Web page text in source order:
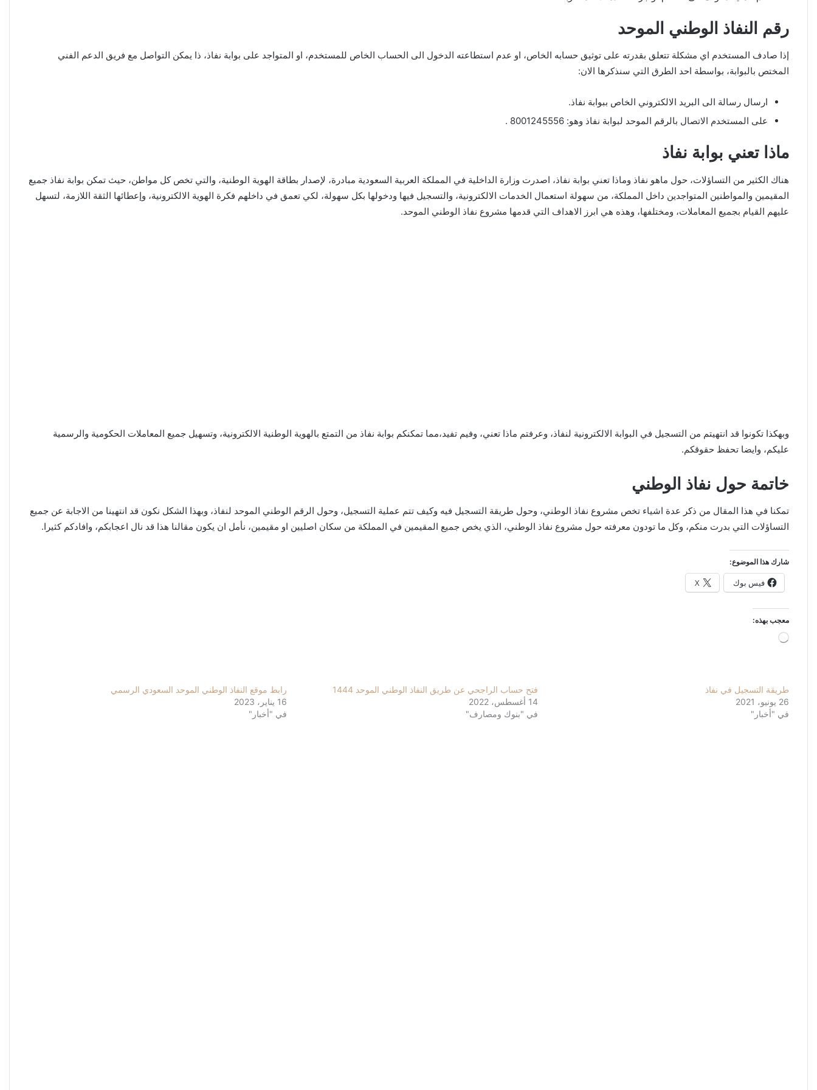
رقم النفاذ الوطني الموحد
إذا صادف المستخدم اي مشكلة تتعلق بقدرته على توثيق حسابه الخاص، او عدم استطاعته الدخول الى الحساب الخاص للمستخدم، او المتواجد على بوابة نفاذ، ذا يمكن التواصل مع فريق الدعم الفني
المختص بالبوابة، بواسطة احد الطرق التي سنذكرها الان:
ارسال رسالة الى البريد الالكتروني الخاص ببوابة نفاذ.
على المستخدم الاتصال بالرقم الموحد لبوابة نفاذ وهو: 8001245556 .
ماذا تعني بوابة نفاذ
هناك الكثير من التساؤلات، حول ماهو نفاذ وماذا تعني بوابة نفاذ، اصدرت وزارة الداخلية في المملكة العربية السعودية مبادرة، لإصدار بطاقة الهوية الوطنية، والتي تخص كل مواطن، حيث تمكن بوابة نفاذ جميع
المقيمين والمواطنين المتواجدين داخل المملكة، من سهولة استعمال الخدمات الالكترونية، والتسجيل فيها ودخولها بكل سهولة، لكي تعمق في داخلهم فكرة الهوية الالكترونية، وإعطائها الثقة اللازمة، لتسهل
عليهم القيام بجميع المعاملات، ومختلفها، وهذه هي ابرز الاهداف التي قدمها مشروع نفاذ الوطني الموحد.
وبهكذا تكونوا قد انتهيتم من التسجيل في البوابة الالكترونية لنفاذ، وعرفتم ماذا تعني، وفيم تفيد،مما تمكنكم بوابة نفاذ من التمتع بالهوية الوطنية الالكترونية، وتسهيل جميع المعاملات الحكومية والرسمية
عليكم، وايضا تحفظ حقوقكم.
خاتمة حول نفاذ الوطني
تمكنا في هذا المقال من ذكر عدة اشياء تخص مشروع نفاذ الوطني، وحول طريقة التسجيل فيه وكيف تتم عملية التسجيل، وحول الرقم الوطني الموحد لنفاذ، وبهذا الشكل نكون قد انتهينا من الاجابة عن جميع
التساؤلات التي بدرت منكم، وكل ما تودون معرفته حول مشروع نفاذ الوطني، الذي يخص جميع المقيمين في المملكة من سكان اصليين او مقيمين، نأمل ان يكون مقالنا هذا قد نال اعجابكم، وافادكم كثيرا.
شارك هذا الموضوع:
فيس بوك X
معجب بهذه:
جاري
طريقة التسجيل في نفاذ
26 يونيو، 2021
في "أخبار"
فتح حساب الراجحي عن طريق النفاذ الوطني الموحد 1444
14 أغسطس، 2022
في "بنوك ومصارف"
رابط موقع النفاذ الوطني الموحد السعودي الرسمي
16 يناير، 2023
في "أخبار"